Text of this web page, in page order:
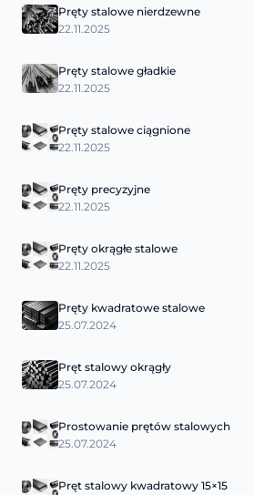
Pręty stalowe nierdzewne
22.11.2025
Pręty stalowe gładkie
22.11.2025
Pręty stalowe ciągnione
22.11.2025
Pręty precyzyjne
22.11.2025
Pręty okrągłe stalowe
22.11.2025
Pręty kwadratowe stalowe
25.07.2024
Pręt stalowy okrągły
25.07.2024
Prostowanie prętów stalowych
25.07.2024
Pręt stalowy kwadratowy 15×15